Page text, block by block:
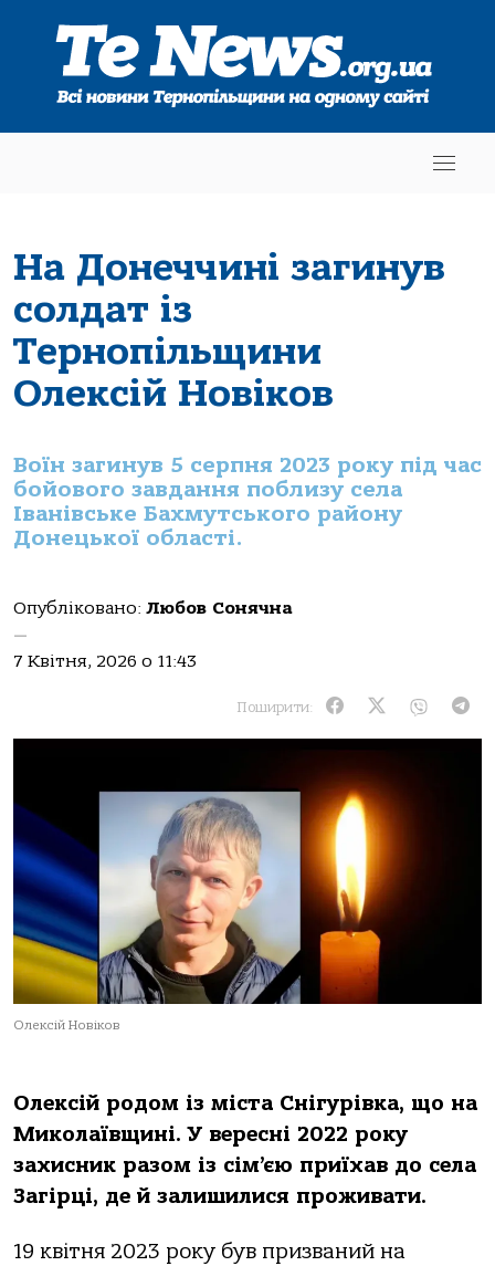
На Донеччині загинув
солдат із
Тернопільщини
Олексій Новіков
Воїн загинув 5 серпня 2023 року під час
бойового завдання поблизу села
Іванівське Бахмутського району
Донецької області.
Опубліковано: Любов Сонячна
—
7 Квітня, 2026 о 11:43
Поширити:
Олексій Новіков
Олексій родом із міста Снігурівка, що на
Миколаївщині. У вересні 2022 року
захисник разом із сім’єю приїхав до села
Загірці, де й залишилися проживати.
19 квітня 2023 року був призваний на